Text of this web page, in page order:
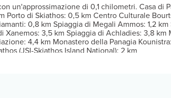
un'approssimazione di 0,1 chilometri. Casa di
Porto di Skiathos: 0,5 km Centro Culturale
0,8 km Spiaggia di Megali Ammos: 1,2
Xanemos: 3,5 km Spiaggia di Achladies: 3,8 km
4,4 km Monastero della Panagia
(JSI-Skiathos Island National): 2 km